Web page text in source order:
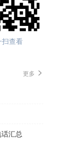
查看
更多
汇总